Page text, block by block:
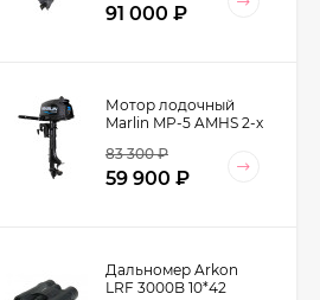
91 000 ₽
Мотор лодочный
Marlin MP-5 AMHS 2-х
83 300₽
59 900 ₽
Дальномер Arkon
LRF 3000B 10*42